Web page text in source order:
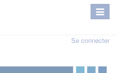
Se connecter